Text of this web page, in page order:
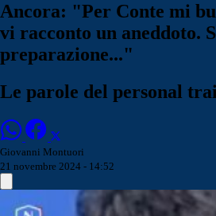
Ancora: "Per Conte mi
vi racconto un aneddoto.
preparazione..."
Le parole del personal
Giovanni Montuori
21 novembre 2024 - 14:52